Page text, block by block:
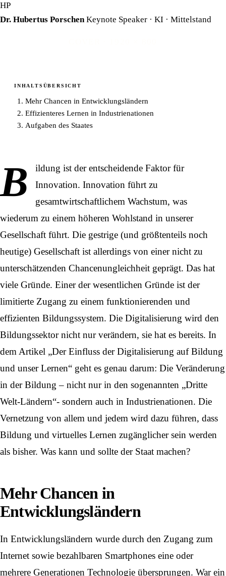
HP
Dr. Hubertus Porschen Keynote Speaker · KI · Mittelstand
INHALTSÜBERSICHT
Mehr Chancen in Entwicklungsländern
Effizienteres Lernen in Industrienationen
Aufgaben des Staates
B
ildung ist der entscheidende Faktor für
Innovation. Innovation führt zu
gesamtwirtschaftlichem Wachstum, was
wiederum zu einem höheren Wohlstand in unserer
Gesellschaft führt. Die gestrige (und größtenteils noch
heutige) Gesellschaft ist allerdings von einer nicht zu
unterschätzenden Chancenungleichheit geprägt. Das hat
viele Gründe. Einer der wesentlichen Gründe ist der
limitierte Zugang zu einem funktionierenden und
effizienten Bildungssystem. Die Digitalisierung wird den
Bildungssektor nicht nur verändern, sie hat es bereits. In
dem Artikel „Der Einfluss der Digitalisierung auf Bildung
und unser Lernen“ geht es genau darum: Die Veränderung
in der Bildung – nicht nur in den sogenannten „Dritte
Welt-Ländern“- sondern auch in Industrienationen. Die
Vernetzung von allem und jedem wird dazu führen, dass
Bildung und virtuelles Lernen zugänglicher sein werden
als bisher. Was kann und sollte der Staat machen?
Mehr Chancen in
Entwicklungsländern
In Entwicklungsländern wurde durch den Zugang zum
Internet sowie bezahlbaren Smartphones eine oder
mehrere Generationen Technologie übersprungen. War ein